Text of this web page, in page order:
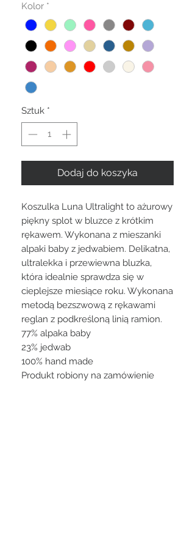
Kolor *
Sztuk *
Dodaj do koszyka
Koszulka Luna Ultralight to ażurowy
piękny splot w bluzce z krótkim
rękawem. Wykonana z mieszanki
alpaki baby z jedwabiem. Delikatna,
ultralekka i przewiewna bluzka,
która idealnie sprawdza się w
cieplejsze miesiące roku. Wykonana
metodą bezszwową z rękawami
reglan z podkreśloną linią ramion.
77% alpaka baby
23% jedwab
100% hand made
Produkt robiony na zamówienie